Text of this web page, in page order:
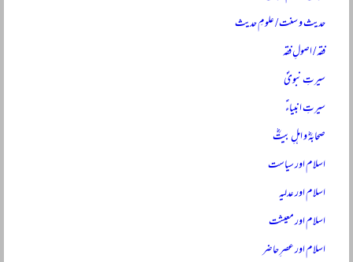
حدیث و سنت / علومِ حدیث
فقہ / اصولِ فقہ
سیرتِ نبویؐ
سیرتِ انبیاءؑ
صحابہؓ و اہلِ بیتؓ
اسلام اور سیاست
اسلام اور عدلیہ
اسلام اور معیشت
اسلام اور عصرِ حاضر